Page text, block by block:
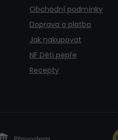
Obchodní podmínky
Doprava a platba
Jak nakupovat
NF Děti pepře
Recepty